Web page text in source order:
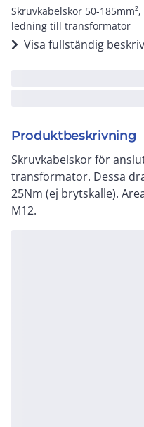
Skruvkabelskor 50-
ledning till transformator
Visa fullständig
Produktbeskrivning
Skruvkabelskor för
transformator. Dessa
25Nm (ej brytskalle).
M12.